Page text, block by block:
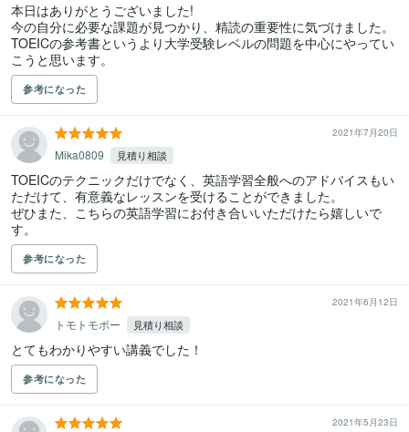
本日はありがとうございました!
今の自分に必要な課題が見つかり、精読の重要性に気づけました。
TOEICの参考書というより大学受験レベルの問題を中心にやってい
こうと思います。
参考になった
2021年7月20日
Mika0809 見積り相談
TOEICのテクニックだけでなく、英語学習全般へのアドバイスもい
ただけて、有意義なレッスンを受けることができました。
ぜひまた、こちらの英語学習にお付き合いいただけたら嬉しいで
す。
参考になった
2021年6月12日
トモトモポー 見積り相談
とてもわかりやすい講義でした！
参考になった
2021年5月23日